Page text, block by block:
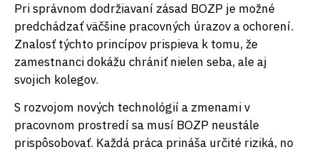
Pri správnom dodržiavaní zásad BOZP je možné
predchádzať väčšine pracovných úrazov a ochorení.
Znalosť týchto princípov prispieva k tomu, že
zamestnanci dokážu chrániť nielen seba, ale aj
svojich kolegov.
S rozvojom nových technológií a zmenami v
pracovnom prostredí sa musí BOZP neustále
prispôsobovať. Každá práca prináša určité riziká, no